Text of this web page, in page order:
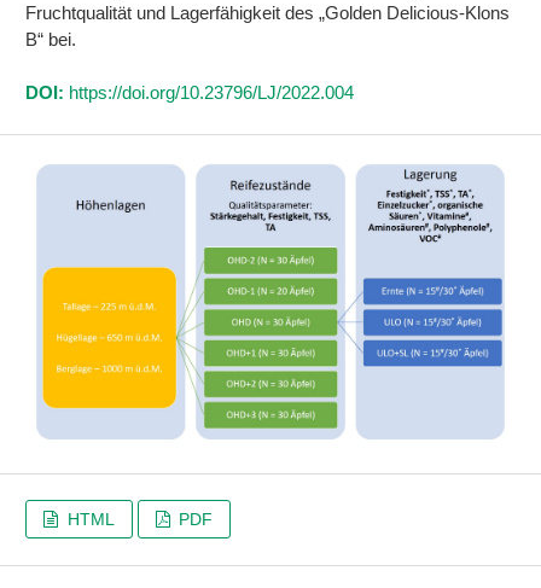
Fruchtqualität und Lagerfähigkeit des „Golden Delicious-Klons
B“ bei.
DOI: https://doi.org/10.23796/LJ/2022.004
HTML PDF